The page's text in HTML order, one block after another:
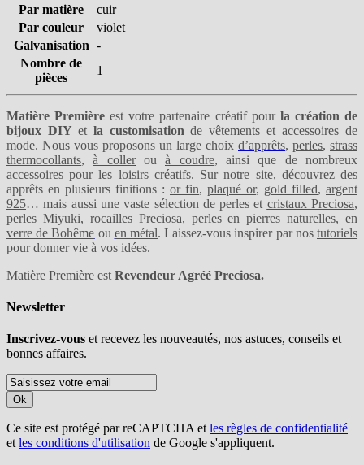
Par matière
cuir
Par couleur
violet
Galvanisation -
Nombre de
pièces
1
Matière Première est votre partenaire créatif pourla création de
bijoux DIY etla customisation de vêtements et accessoires de
mode. Nous vous proposons un large choix d’apprêts, perles, strass
thermocollants,à collerouà coudre, ainsi que de nombreux
accessoires pour les loisirs créatifs. Sur notre site, découvrez des
apprêts en plusieurs finitions : or fin, plaqué or, gold filled, argent
925… mais aussi une vaste sélection de perles et cristaux Preciosa,
perles Miyuki, rocailles Preciosa, perles en pierres naturelles, en
verre de Bohême ou en métal. Laissez-vous inspirer par nostutoriels
pour donner vie à vos idées.
Matière Première est Revendeur Agréé Preciosa.
Newsletter
Inscrivez-vous et recevez les nouveautés, nos astuces, conseils et
bonnes affaires.
Ok
Ce site est protégé par reCAPTCHA etles règles de confidentialité
etles conditions d'utilisation de Google s'appliquent.